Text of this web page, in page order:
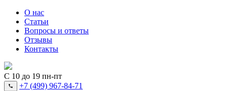
О нас
Статьи
Вопросы и ответы
Отзывы
Контакты
С 10 до 19 пн-пт
+7 (499) 967-84-71